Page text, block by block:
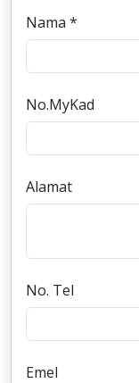
Nama *
No.MyKad
Alamat
No. Tel
Emel